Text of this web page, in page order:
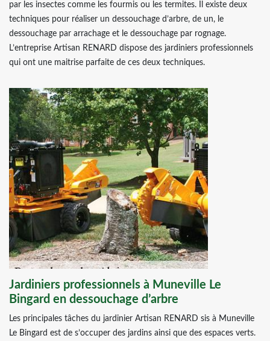
par les insectes comme les fourmis ou les termites. Il existe deux
techniques pour réaliser un dessouchage d’arbre, de un, le
dessouchage par arrachage et le dessouchage par rognage.
L’entreprise Artisan RENARD dispose des jardiniers professionnels
qui ont une maitrise parfaite de ces deux techniques.
Jardiniers professionnels à Muneville Le
Bingard en dessouchage d’arbre
Les principales tâches du jardinier Artisan RENARD sis à Muneville
Le Bingard est de s’occuper des jardins ainsi que des espaces verts.